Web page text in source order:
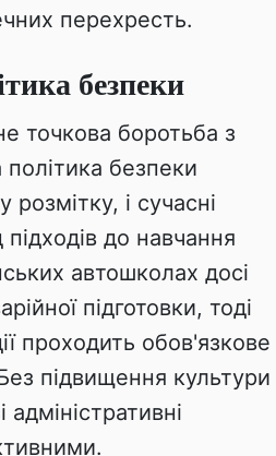
перехресть.
безпеки
точкова боротьба з
безпеки
і сучасні
до навчання
автошколах досі
підготовки, тоді
проходить обов'язкове
підвищення культури
адміністративні